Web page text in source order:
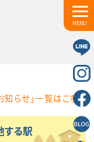
MENU
知らせ」一覧はこちら
する駅